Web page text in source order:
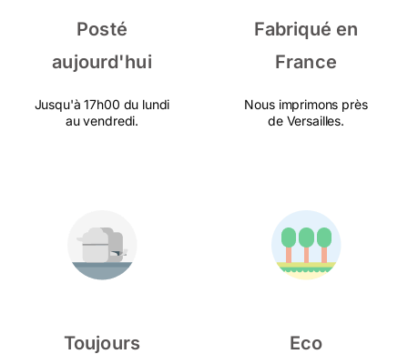
Posté
aujourd'hui
Jusqu'à 17h00 du lundi
au vendredi.
Fabriqué en
France
Nous imprimons près
de Versailles.
Toujours
Eco